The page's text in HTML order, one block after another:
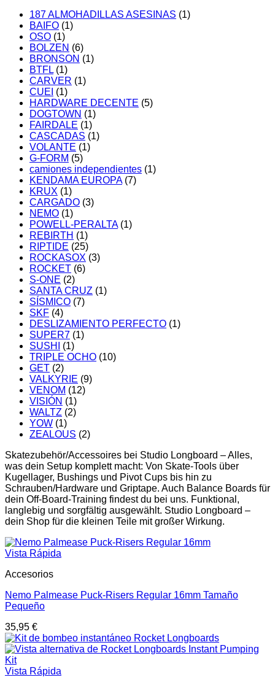
187 ALMOHADILLAS ASESINAS (1)
BAIFO (1)
OSO (1)
BOLZEN (6)
BRONSON (1)
BTFL (1)
CARVER (1)
CUEI (1)
HARDWARE DECENTE (5)
DOGTOWN (1)
FAIRDALE (1)
CASCADAS (1)
VOLANTE (1)
G-FORM (5)
camiones independientes (1)
KENDAMA EUROPA (7)
KRUX (1)
CARGADO (3)
NEMO (1)
POWELL-PERALTA (1)
REBIRTH (1)
RIPTIDE (25)
ROCKASOX (3)
ROCKET (6)
S-ONE (2)
SANTA CRUZ (1)
SÍSMICO (7)
SKF (4)
DESLIZAMIENTO PERFECTO (1)
SUPER7 (1)
SUSHI
(1)
TRIPLE OCHO (10)
GET (2)
VALKYRIE (9)
VENOM (12)
VISIÓN (1)
WALTZ (2)
YOW (1)
ZEALOUS (2)
Skatezubehör/Accessoires bei Studio Longboard – Alles,
was dein Setup komplett macht: Von Skate-Tools über
Kugellager, Bushings und Pivot Cups bis hin zu
Schrauben/Hardware und Griptape. Auch Balance Boards für
dein Off-Board-Training findest du bei uns. Funktional,
langlebig und sorgfältig ausgewählt. Studio Longboard –
dein Shop für die kleinen Teile mit großer Wirkung.
Vista Rápida
Accesorios
Nemo Palmease Puck-Risers Regular 16mm Tamaño
Pequeño
35,95 €
Vista Rápida